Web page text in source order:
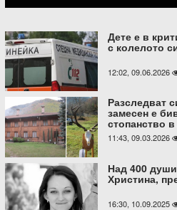
Дете е в
с колелото
12:02, 09.06.2026
Разследват
замесен е
стопанство
11:43, 09.03.2026
Над 400
Христина,
16:30, 10.09.2025